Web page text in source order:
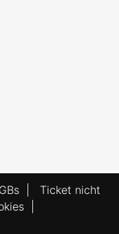
| Ticket nicht